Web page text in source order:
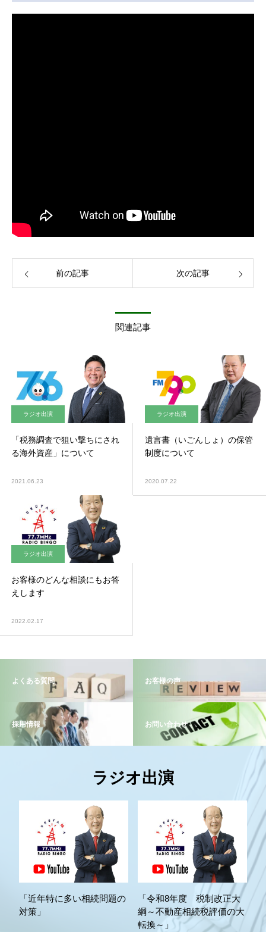
前の記事 次の記事
関連記事
ラジオ出演
「税務調査で狙い撃ちにされ
る海外資産」について
2021.06.23
ラジオ出演
遺言書（いごんしょ）の保管
制度について
2020.07.22
ラジオ出演
お客様のどんな相談にもお答
えします
2022.02.17
よくある質問 お客様の声
採用情報 お問い合わせ
ラジオ出演
「近年特に多い相続問題の
対策」
「令和8年度 税制改正大
綱～不動産相続税評価の大
転換～」